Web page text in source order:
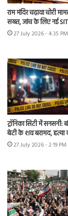
राम मंदिर चढ़ावा चोरी
सख्त, जांच के लिए नई
27 July 2026 - 4:35 PM
ट्रॉनिका सिटी में
बेटी के शव बरामद,
27 July 2026 - 2:19 PM